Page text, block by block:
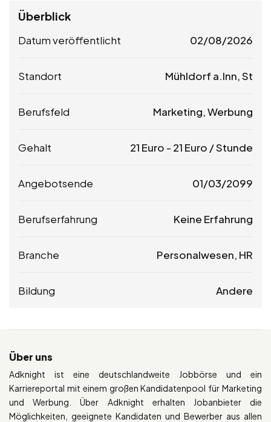
Überblick
Datum veröffentlicht 02/08/2026
Standort Mühldorf a.Inn, St
Berufsfeld Marketing, Werbung
Gehalt 21 Euro - 21 Euro / Stunde
Angebotsende 01/03/2099
Berufserfahrung Keine Erfahrung
Branche Personalwesen, HR
Bildung Andere
Über uns
Adknight ist eine deutschlandweite Jobbörse und ein
Karriereportal mit einem großen Kandidatenpool für Marketing
und Werbung. Über Adknight erhalten Jobanbieter die
Möglichkeiten, geeignete Kandidaten und Bewerber aus allen